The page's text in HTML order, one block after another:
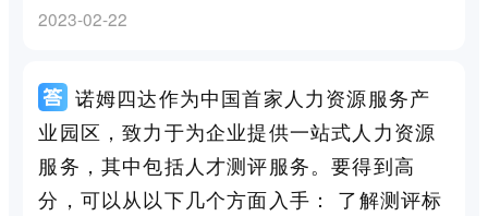
2023-02-22
诺姆四达作为中国首家人力资源服务产
业园区，致力于为企业提供一站式人力资源
服务，其中包括人才测评服务。要得到高
分，可以从以下几个方面入手： 了解测评标